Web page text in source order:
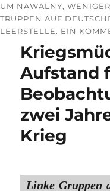
UM NAWALNY,
TRUPPEN AUF
EERSTELLE. EIN
Aufstand
zwei
Krieg
Linke Gruppen